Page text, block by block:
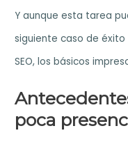
Y aunque esta tarea
siguiente caso de
SEO, los básicos
poca